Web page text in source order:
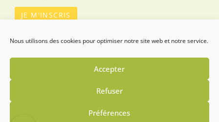
Nous utilisons des cookies pour optimiser notre site web et notre service.
Accepter
Refuser
Préférences
Infos Alla Corte Dei Buongustai
Politiques de confidentialité